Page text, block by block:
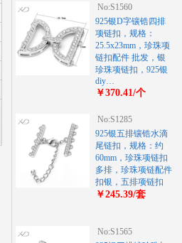
No:S1560
925银D字镶锆四排
项链扣，规格：
25.5x23mm，珍珠项
链扣配件 批发，银
珍珠项链扣，925银
diy…
￥370.41/个
No:S1285
925银五排镶锆水滴
尾链扣，规格：约
60mm，珍珠项链扣
多排，珍珠项链配件
扣银，五排项链扣
￥245.39/套
No:S1565